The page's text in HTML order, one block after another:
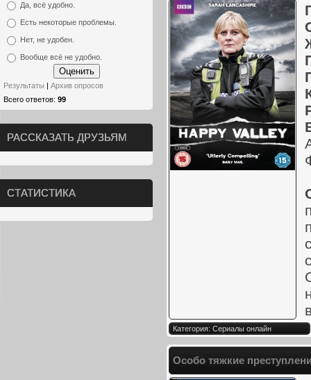
Да, всё удобно.
Есть некоторые проблемы.
Нет, не удобен.
Вообще всё не удобно.
Результаты
Архив опросов
Всего ответов: 99
РАССКАЗАТЬ ДРУЗЬЯМ
СТАТИСТИКА
Категория: Сериалы онлайн
Особо тяжкие